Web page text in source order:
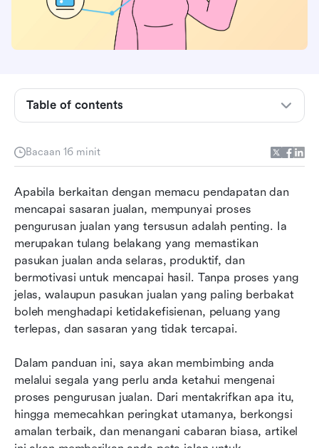
Bacaan 16 minit
Apabila berkaitan dengan memacu pendapatan dan
mencapai sasaran jualan, mempunyai proses
pengurusan jualan yang tersusun adalah penting. Ia
merupakan tulang belakang yang memastikan
pasukan jualan anda selaras, produktif, dan
bermotivasi untuk mencapai hasil. Tanpa proses yang
jelas, walaupun pasukan jualan yang paling berbakat
boleh menghadapi ketidakefisienan, peluang yang
terlepas, dan sasaran yang tidak tercapai.
Dalam panduan ini, saya akan membimbing anda
melalui segala yang perlu anda ketahui mengenai
proses pengurusan jualan. Dari mentakrifkan apa itu,
hingga memecahkan peringkat utamanya, berkongsi
amalan terbaik, dan menangani cabaran biasa, artikel
Table of contents
pengurusan jualan yang tersusun
jualan
pengurusan jualan
Peranan teknologi dalam pengurusan jualan
moden
Bagaimana membina dan mengukur proses
pengurusan jualan yang berkesan
Fikiran terakhir: Meningkatkan proses
pengurusan jualan anda ke tahap seterusnya